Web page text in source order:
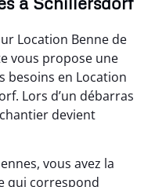
Location Benne de
vous propose une
besoins en Location
Lors d’un débarras
devient
vous avez la
qui correspond